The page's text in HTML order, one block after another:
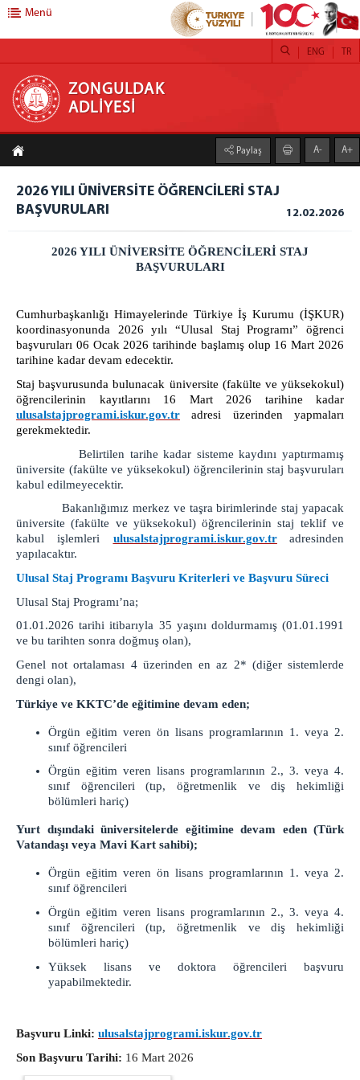
ZONGULDAK ADLİYESİ
ANASAYFA
BAŞSAVCILIK
Cumhuriyet Başsavcılığı
Yazı İşleri Müdürlüğü
İdari İşler Müdürlüğü
Bilgi İşlem Müdürlüğü
Bürolar
Bakanlık ve HSK Muhabere Bürosu
Maden Suçları Soruşturma Bürosu
Terör Suçları Soruşturma Bürosu
Kaçakçılık ve Organize Suçlar Bürosu
Cinsel Suçlar Soruşturma Bürosu
Bilişim Suçları Soruşturma Bürosu
Aile Suçları Soruşturma Bürosu
Çocuk Suçları Soruşturma Bürosu
Uyuşturucu Suçları Soruşturma Bürosu
Memur Suçları Soruşturma Bürosu
Dava Açılmasının Ertelenmesi Bürosu
Zamanaşımı Suçları Bürosu
İlamat ve İnfaz Bürosu
Uzlaştırma Bürosu
Talimat Bürosu
Muhabere Bürosu
CBS Ön Bürosu (Müracaat Bürosu)
Memurluk
Masalar
Karar Masası
KOMİSYON
ADLİ YARGI
Ceza Mahkemeleri
Ağır Ceza Mahkemeleri
2. Ağır Ceza Mahkemesi
3. Ağır Ceza Mahkemesi
Asliye Ceza Mahkemeleri
Menü
ZONGULDAK
ADLİYESİ
TR
ENG
Paylaş A- A+
2026 YILI ÜNİVERSİTE ÖĞRENCİLERİ STAJ
BAŞVURULARI
12.02.2026
2026 YILI ÜNİVERSİTE ÖĞRENCİLERİ STAJ
BAŞVURULARI
Cumhurbaşkanlığı Himayelerinde Türkiye İş Kurumu (İŞKUR)
koordinasyonunda 2026 yılı “Ulusal Staj Programı” öğrenci
başvuruları 06 Ocak 2026 tarihinde başlamış olup 16 Mart 2026
tarihine kadar devam edecektir.
Staj başvurusunda bulunacak üniversite (fakülte ve yüksekokul)
öğrencilerinin kayıtlarını 16 Mart 2026 tarihine kadar
ulusalstajprogrami.iskur.gov.tr adresi üzerinden yapmaları
gerekmektedir.
Belirtilen tarihe kadar sisteme kaydını yaptırmamış
üniversite (fakülte ve yüksekokul) öğrencilerinin staj başvuruları
kabul edilmeyecektir.
Bakanlığımız merkez ve taşra birimlerinde staj yapacak
üniversite (fakülte ve yüksekokul) öğrencilerinin staj teklif ve
kabul işlemleri ulusalstajprogrami.iskur.gov.tr
adresinden
yapılacaktır.
Ulusal Staj Programı Başvuru Kriterleri ve Başvuru Süreci
Ulusal Staj Programı’na;
01.01.2026 tarihi itibarıyla 35 yaşını doldurmamış (01.01.1991
ve bu tarihten sonra doğmuş olan),
Genel not ortalaması 4 üzerinden en az 2* (diğer sistemlerde
dengi olan),
Türkiye ve KKTC’de eğitimine devam eden;
Örgün eğitim veren ön lisans programlarının 1. veya 2.
sınıf öğrencileri
Örgün eğitim veren lisans programlarının 2., 3. veya 4.
sınıf öğrencileri (tıp, öğretmenlik ve diş hekimliği
bölümleri hariç)
Yurt dışındaki üniversitelerde eğitimine devam eden (Türk
Vatandaşı veya Mavi Kart sahibi);
Örgün eğitim veren ön lisans programlarının 1. veya 2.
sınıf öğrencileri
Örgün eğitim veren lisans programlarının 2., 3. veya 4.
sınıf öğrencileri (tıp, öğretmenlik ve diş hekimliği
bölümleri hariç)
Yüksek lisans ve doktora öğrencileri başvuru
yapabilmektedir.
Başvuru Linki: ulusalstajprogrami.iskur.gov.tr
Son Başvuru Tarihi: 16 Mart 2026